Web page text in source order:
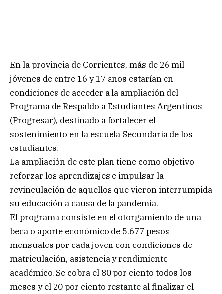
En la provincia de Corrientes, más de 26 mil
jóvenes de entre 16 y 17 años estarían en
condiciones de acceder a la ampliación del
Programa de Respaldo a Estudiantes Argentinos
(Progresar), destinado a fortalecer el
sostenimiento en la escuela Secundaria de los
estudiantes.
La ampliación de este plan tiene como objetivo
reforzar los aprendizajes e impulsar la
revinculación de aquellos que vieron interrumpida
su educación a causa de la pandemia.
El programa consiste en el otorgamiento de una
beca o aporte económico de 5.677 pesos
mensuales por cada joven con condiciones de
matriculación, asistencia y rendimiento
académico. Se cobra el 80 por ciento todos los
meses y el 20 por ciento restante al finalizar el